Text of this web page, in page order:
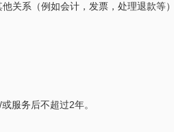
关系（例如会计，发票，处理退款等）
服务后不超过2年。